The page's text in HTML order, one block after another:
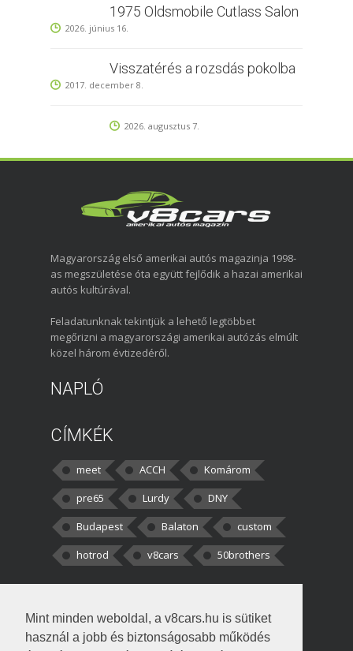
Mint minden weboldal, a v8cars.hu is sütiket
használ a jobb és biztonságosabb működés
1975 Oldsmobile Cutlass Salon
2026. június 16.
Visszatérés a rozsdás pokolba
2017. december 8.
2026. augusztus 7.
Magyarország első amerikai autós magazinja 1998-
as megszületése óta együtt fejlődik a hazai amerikai
autós kultúrával.
Feladatunknak tekintjük a lehető legtöbbet
megőrizni a magyarországi amerikai autózás elmúlt
közel három évtizedéről.
NAPLÓ
CÍMKÉK
meet ACCH
Komárom
pre65
Lurdy
DNY
Budapest
Balaton
custom
hotrod
v8cars 50brothers
kortisz:Elszúrtam! Én csak két